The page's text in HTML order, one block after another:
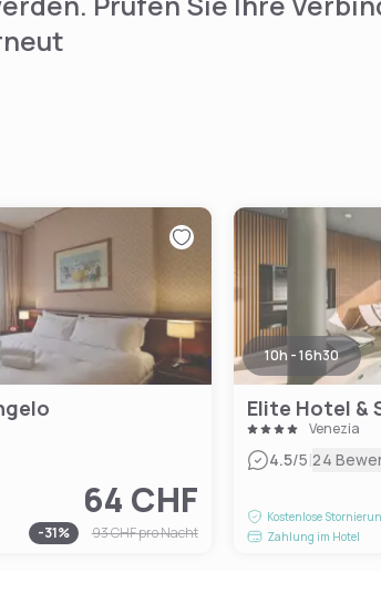
64 CHF
-31% 93 CHFpro Nacht
10h - 16h30
Elite Hotel &
Venezia
4.5/5|24
Kostenlose
Zahlung im Hotel